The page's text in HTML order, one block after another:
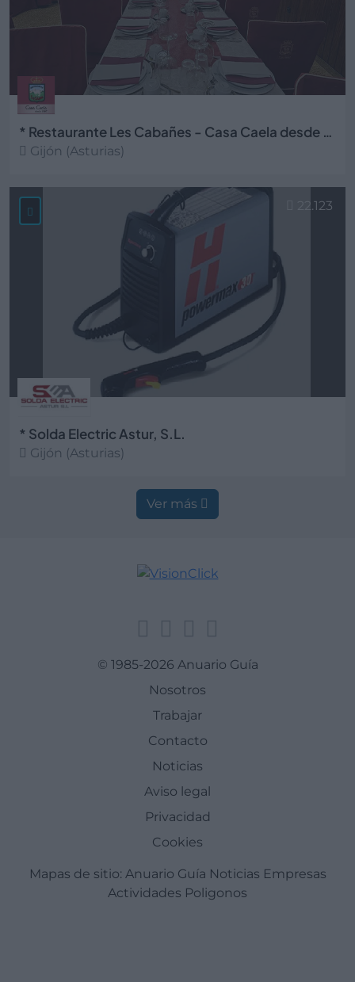
* Restaurante Les Cabañes - Casa Caela desde 1967
Gijón (Asturias)
Ver más
* Solda Electric Astur, S.L.
Gijón (Asturias)
22.123
Ver más
© 1985-2026 Anuario Guía
Nosotros
Trabajar
Contacto
Noticias
Aviso legal
Privacidad
Cookies
Mapas de sitio: Anuario Guía Noticias Empresas
Actividades Poligonos